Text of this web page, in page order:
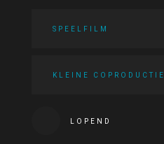
SPEELFILM
KLEINE COPRODUCTIE
LOPEND